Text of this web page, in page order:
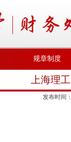
规章制度
上海理
发布时间